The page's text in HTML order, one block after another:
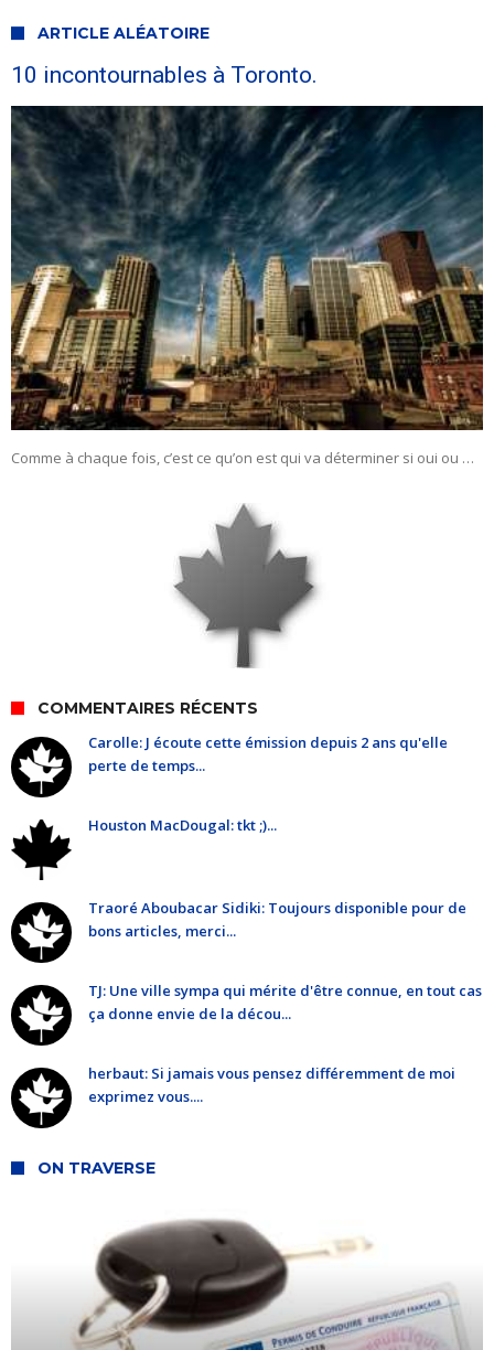
ARTICLE ALÉATOIRE
10 incontournables à Toronto.
Comme à chaque fois, c’est ce qu’on est qui va déterminer si oui ou …
COMMENTAIRES RÉCENTS
Carolle: J écoute cette émission depuis 2 ans qu'elle
perte de temps...
Houston MacDougal: tkt ;)...
Traoré Aboubacar Sidiki: Toujours disponible pour de
bons articles, merci...
TJ: Une ville sympa qui mérite d'être connue, en tout cas
ça donne envie de la décou...
herbaut: Si jamais vous pensez différemment de moi
exprimez vous....
ON TRAVERSE